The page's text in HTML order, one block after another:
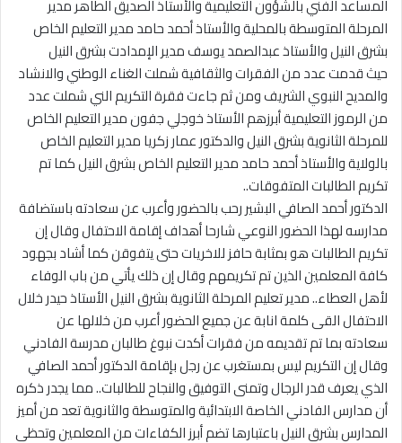
المساعد الفني بالشؤون التعليمية والأستاذ الصديق الطاهر مدير
المرحلة المتوسطة بالمحلية والأستاذ أحمد حامد مدير التعليم الخاص
بشرق النيل والأستاذ عبدالصمد يوسف مدير الإمدادت بشرق النيل
حيث قدمت عدد من الفقرات والثقافية شملت الغناء الوطني والانشاد
والمديح النبوي الشريف ومن ثم جاءت فقرة التكريم الني شملت عدد
من الرموز التعليمية أبرزهم الأستاذ خوجلي جفون مدير التعليم الخاص
للمرحلة الثانوية بشرق النيل والدكتور عمار زكريا مدير التعليم الخاص
بالولاية والأستاذ أحمد حامد مدير التعليم الخاص بشرق النيل كما تم
تكريم الطالبات المتفوقات..
الدكتور أحمد الصافي البشير رحب بالحضور وأعرب عن سعادته باستضافة
مدارسه لهذا الحضور النوعي شارحا أهداف إقامة الاحتفال وقال إن
تكريم الطالبات هو بمثابة حافز للاخريات حتى يتفوقن كما أشاد بجهود
كافة المعلمين الذين تم تكريمهم وقال إن ذلك يأتي من باب الوفاء
لأهل العطاء.. مدير تعليم المرحلة الثانوية بشرق النيل الأستاذ حيدر خلال
الاحتفال القى كلمة انابة عن جميع الحضور أعرب من خلالها عن
سعادته بما تم تقديمه من فقرات أكدت نبوغ طالبان مدرسة الفادني
وقال إن التكريم ليس بمستغرب عن رجل بإقامة الدكتور أحمد الصافي
الذي يعرف قدر الرجال وتمنى التوفيق والنجاح للطالبات.. مما يجدر ذكره
أن مدارس الفادني الخاصة الابتدائية والمتوسطة والثانوية تعد من أميز
المدارس بشرق النيل باعتبارها تضم أبرز الكفاءات من المعلمين وتحظى